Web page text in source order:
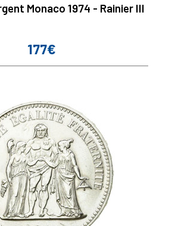
Monaco 1974 - Rainier III
Prix
177€